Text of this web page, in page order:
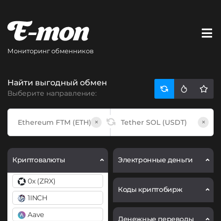
Мониторинг обменников
Найти выгодный обмен
Выберите направление:
× ×
Криптовалюты
0x (ZRX)
1INCH
Aave
Электронные деньги
Коды криптобирж
Денежные переводы